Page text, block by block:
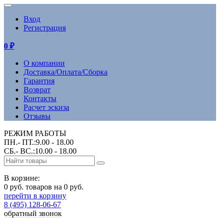
Вход
Регистрация
0 ₽
О компании
Доставка/Оплата/Сборка
Гарантия
Возврат
Контакты
Расчет эскиза
Отзывы
РЕЖИМ РАБОТЫ
ПН.- ПТ.:9.00 - 18.00
СБ.- ВС.:10.00 - 18.00
В корзине:
0 руб. товаров на 0 руб.
перейти в корзину
8 (495) 128-06-67
обратный звонок